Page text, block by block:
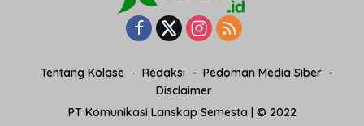
Tentang Kolase Redaksi
Pedoman Media Siber
Disclaimer
PT Komunikasi Lanskap Semesta | © 2022